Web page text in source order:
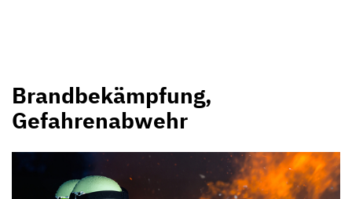
Brandbekämpfung,
Gefahrenabwehr